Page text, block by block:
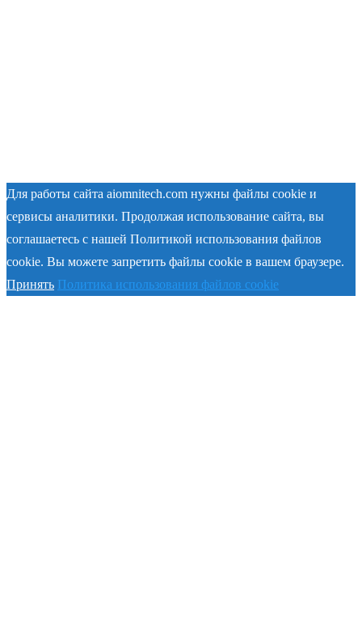
Для работы сайта aiomnitech.com нужны файлы cookie и
сервисы аналитики. Продолжая использование сайта, вы
соглашаетесь с нашей Политикой использования файлов
cookie. Вы можете запретить файлы cookie в вашем браузере.
Принять Политика использования файлов cookie